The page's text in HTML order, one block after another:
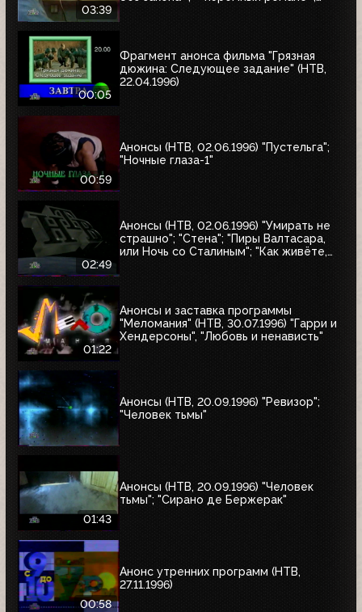
03:39
00:05
Фрагмент анонса фильма "Грязная
дюжина: Следующее задание" (НТВ,
22.04.1996)
00:59
Анонсы (НТВ, 02.06.1996) "Пустельга";
"Ночные глаза-1"
02:49
Анонсы (НТВ, 02.06.1996) "Умирать не
страшно"; "Стена"; "Пиры Валтасара,
или Ночь со Сталиным"; "Как живёте,
01:22
Анонсы и заставка программы
"Меломания" (НТВ, 30.07.1996) "Гарри и
Хендерсоны", "Любовь и ненависть"
Анонсы (НТВ, 20.09.1996) "Ревизор";
"Человек тьмы"
01:43
Анонсы (НТВ, 20.09.1996) "Человек
тьмы"; "Сирано де Бержерак"
00:58
Анонс утренних программ (НТВ,
27.11.1996)